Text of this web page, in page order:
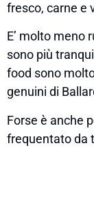
fresco, carne e
E’ molto meno
sono più
food sono
genuini di
Forse è anche
frequentato da